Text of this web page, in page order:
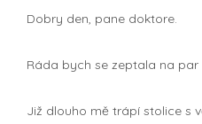
Dobry den, pane doktore.
Ráda bych se zeptala na par
Již dlouho mě trápí stolice s